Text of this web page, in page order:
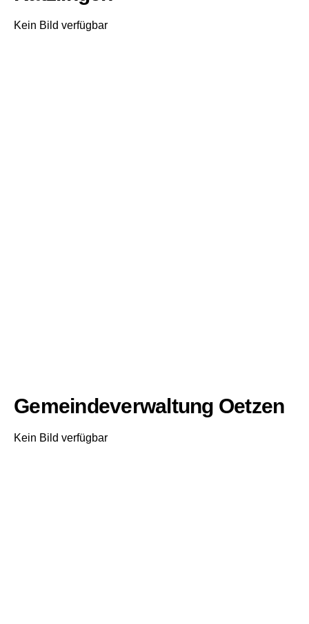
Kein Bild verfügbar
Gemeindeverwaltung Oetzen
Kein Bild verfügbar